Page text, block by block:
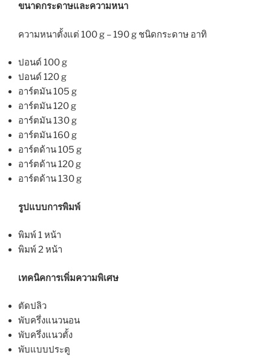
ขนาดกระดาษและความหนา
ความหนาตั้งแต่ 100 g – 190 g ชนิดกระดาษ อาทิ
ปอนด์ 100 g
ปอนด์ 120 g
อาร์ตมัน 105 g
อาร์ตมัน 120 g
อาร์ตมัน 130 g
อาร์ตมัน 160 g
อาร์ตด้าน 105 g
อาร์ตด้าน 120 g
อาร์ตด้าน 130 g
รูปแบบการพิมพ์
พิมพ์ 1 หน้า
พิมพ์ 2 หน้า
เทคนิคการเพิ่มความพิเศษ
ตัดปลิว
พับครึ่งแนวนอน
พับครึ่งแนวตั้ง
พับแบบประตู